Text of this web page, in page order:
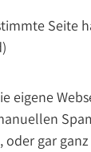
Seite
eigene
gar